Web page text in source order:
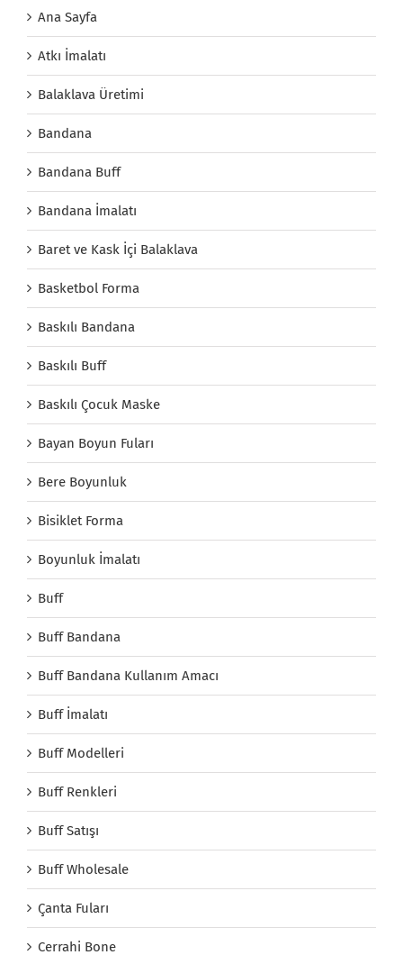
Ana Sayfa
Atkı İmalatı
Balaklava Üretimi
Bandana
Bandana Buff
Bandana İmalatı
Baret ve Kask İçi Balaklava
Basketbol Forma
Baskılı Bandana
Baskılı Buff
Baskılı Çocuk Maske
Bayan Boyun Fuları
Bere Boyunluk
Bisiklet Forma
Boyunluk İmalatı
Buff
Buff Bandana
Buff Bandana Kullanım Amacı
Buff İmalatı
Buff Modelleri
Buff Renkleri
Buff Satışı
Buff Wholesale
Çanta Fuları
Cerrahi Bone